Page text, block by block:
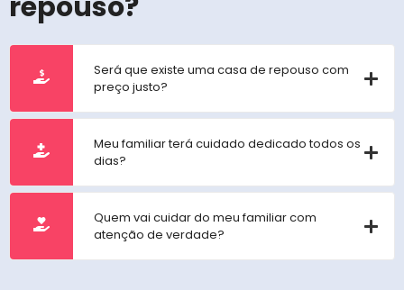
Será que existe uma casa de repouso com
preço justo?
Meu familiar terá cuidado dedicado todos os
dias?
Quem vai cuidar do meu familiar com
atenção de verdade?